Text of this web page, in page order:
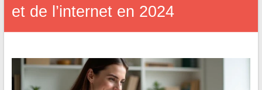
et de l’internet en 2024